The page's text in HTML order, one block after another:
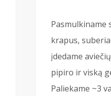
Pasmulkiname
krapus,
įdedame
pipiro ir viską
Paliekame ~3